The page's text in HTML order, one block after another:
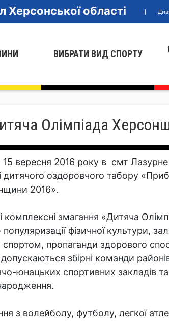
Херсонської області
ВИБРАТИ ВИД СПОРТУ
Олімпіада
вересня 2016 року в смт
дитячого оздоровчого табору
2016».
комплексні змагання «Дитяча
фізичної культури,
спортом, пропаганди здорового
допускаються збірні команди
юнацьких спортивних закладів
з волейболу, футболу, легкої